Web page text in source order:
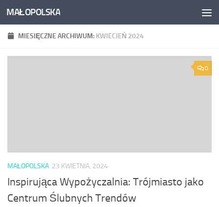
Skip to content
MAŁOPOLSKA
MIESIĘCZNE ARCHIWUM: KWIECIEŃ 2024
0
MAŁOPOLSKA 23 KWIETNIA, 2024
Inspirująca Wypożyczalnia: Trójmiasto jako
Centrum Ślubnych Trendów